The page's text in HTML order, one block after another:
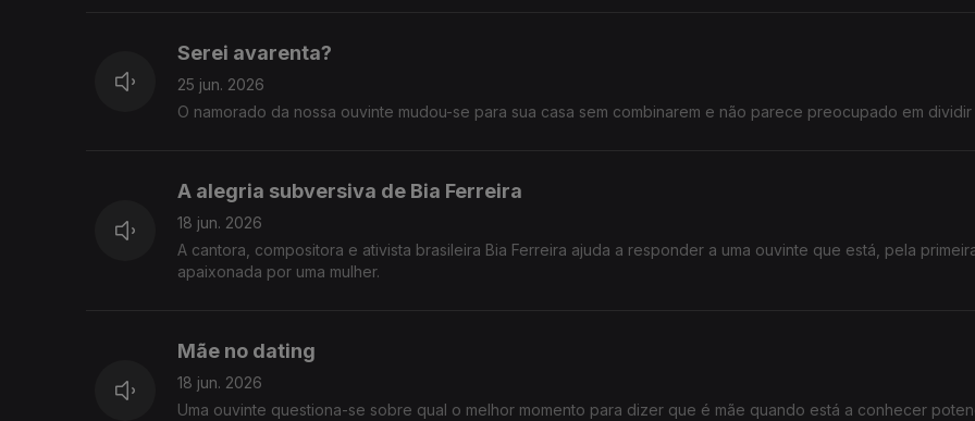
Serei avarenta?
25 jun. 2026
O namorado da nossa ouvinte mudou-se para sua casa sem combinarem e não parece preocupado em dividir
A alegria subversiva de Bia Ferreira
18 jun. 2026
A cantora, compositora e ativista brasileira Bia Ferreira ajuda a responder a uma ouvinte que está, pela
apaixonada por uma mulher.
Mãe no dating
18 jun. 2026
Uma ouvinte questiona-se sobre qual o melhor momento para dizer que é mãe quando está a conhecer